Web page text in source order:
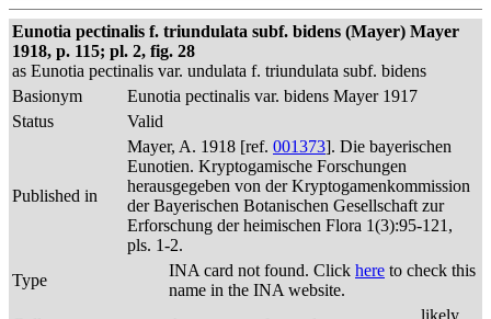
Eunotia pectinalis f. triundulata subf. bidens (Mayer) Mayer
1918, p. 115; pl. 2, fig. 28
as Eunotia pectinalis var. undulata f. triundulata subf. bidens
Basionym
Eunotia pectinalis var. bidens Mayer 1917
Status
Valid
Published in
Mayer, A. 1918 [ref. 001373]. Die bayerischen
Eunotien. Kryptogamische Forschungen
herausgegeben von der Kryptogamenkommission
der Bayerischen Botanischen Gesellschaft zur
Erforschung der heimischen Flora 1(3):95-121,
pls. 1-2.
Type
INA card not found. Click here to check this
name in the INA website.
likely